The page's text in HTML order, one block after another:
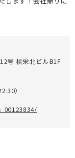
号 桃栄北ビルB1F
）